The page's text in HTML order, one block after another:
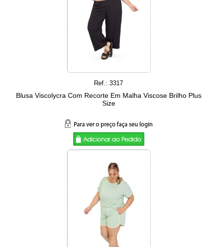
Ref.: 3317
Blusa Viscolycra Com Recorte Em Malha Viscose Brilho Plus
Size